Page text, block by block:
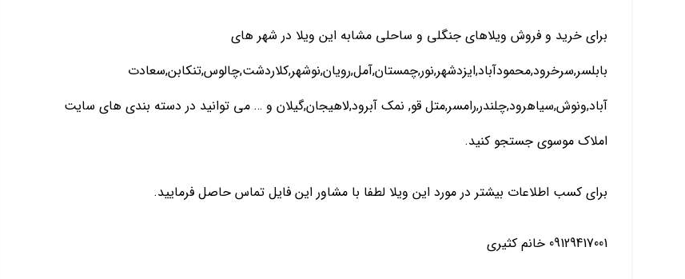
برای خرید و فروش ویلاهای جنگلی و ساحلی مشابه این ویلا در شهر های
بابلسر,سرخرود,محمودآباد,ایزدشهر,نور,چمستان,آمل,رویان,نوشهر,کلاردشت,چالوس,تنکابن,سعادت
آباد,ونوش,سیاهرود,چلندر,رامسر,متل قو, نمک آبرود,لاهیجان,گیلان و … می توانید در دسته بندی های سایت
املاک موسوی جستجو کنید.
برای کسب اطلاعات بیشتر در مورد این ویلا لطفا با مشاور این فایل تماس حاصل فرمایید.
09129417001 خانم کثیری